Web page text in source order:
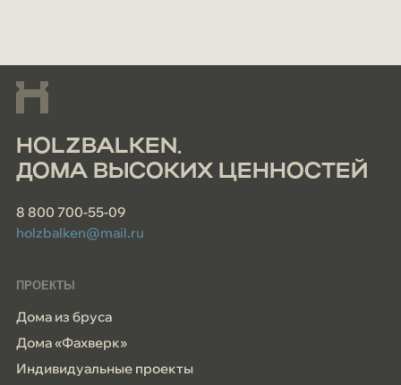
HOLZBALKEN.
ДОМА ВЫСОКИХ ЦЕННОСТЕЙ
8 800 700-55-09
holzbalken@mail.ru
ПРОЕКТЫ
Дома из бруса
Дома «Фахверк»
Индивидуальные проекты